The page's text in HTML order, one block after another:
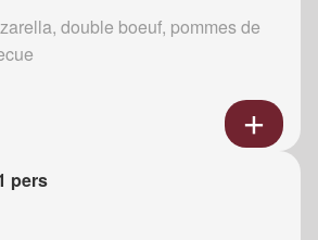
double boeuf, pommes de
pers